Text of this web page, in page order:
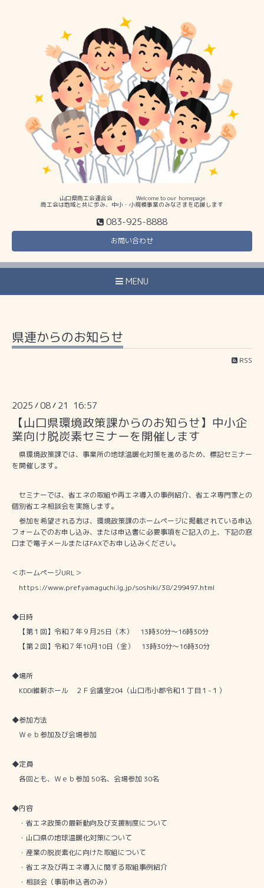
山口県商工会連合会 Welcome to our homepage
商工会は地域と共に歩み、中小・小規模事業のみなさまを応援します
083-925-8888
お問い合わせ
MENU
県連からのお知らせ
RSS
2025 /08/ 21 16:57
【山口県環境政策課からのお知らせ】中小企
業向け脱炭素セミナーを開催します
県環境政策課では、事業所の地球温暖化対策を進めるため、標記セミナー
を開催します。
セミナーでは、省エネの取組や再エネ導入の事例紹介、省エネ専門家との
個別省エネ相談会を実施します。
参加を希望される方は、環境政策課のホームページに掲載されている申込
フォームでのお申し込み、または申込書に必要事項をご記入の上、下記の窓
口まで電子メールまたはFAXでお申し込みください。
＜ホームページURL ＞
https://www.pref.yamaguchi.lg.jp/soshiki/38/299497.html
◆日時
【第１回】令和７年９月25日（木） 13時30分～16時30分
【第２回】令和７年10月10日（金） 13時30分～16時30分
◆場所
KDDI維新ホール ２Ｆ会議室204 （山口市小郡令和１丁目１ - １）
◆参加方法
Ｗｅｂ参加及び会場参加
◆定員
各回とも、Ｗｅｂ参加 50名、会場参加 30名
◆内容
・省エネ政策の最新動向及び支援制度について
・山口県の地球温暖化対策について
・産業の脱炭素化に向けた取組について
・省エネ及び再エネ導入に関する取組事例紹介
・相談会（事前申込者のみ）